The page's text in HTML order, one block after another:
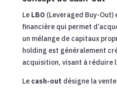
Le LBO (Leveraged Buy-
financière qui permet
un mélange de capitaux
holding est généralement
acquisition, visant à réduire
Le cash-out désigne la